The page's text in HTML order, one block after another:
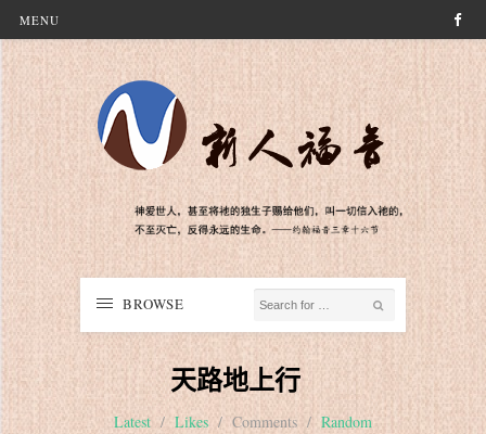
MENU
BROWSE
天路地上行
Latest / Likes / Comments / Random